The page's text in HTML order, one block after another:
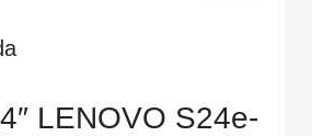
LENOVO S24e-